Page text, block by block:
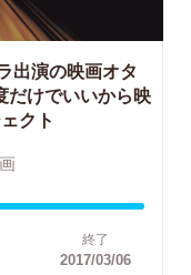
出演の映画オタ
だけでいいから映
クト
終了
2017/03/06